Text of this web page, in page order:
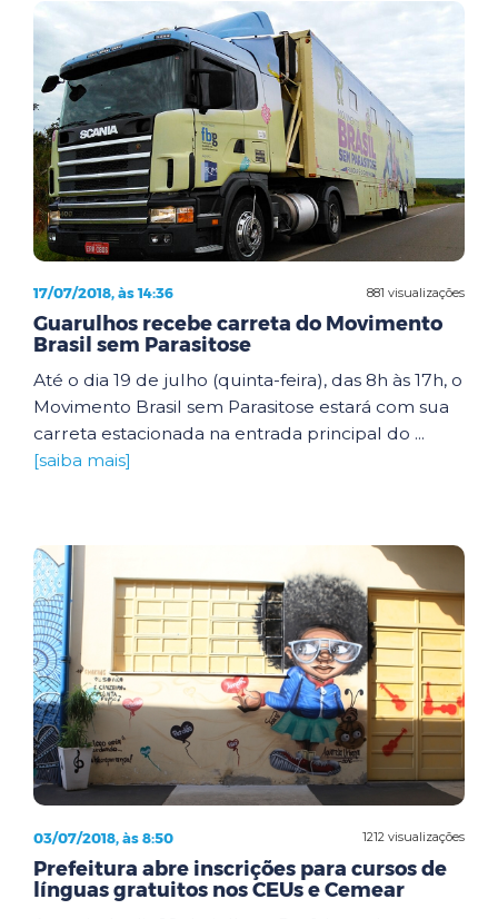
881 visualizações
17/07/2018, às 14:36
Guarulhos recebe carreta do Movimento
Brasil sem Parasitose
Até o dia 19 de julho (quinta-feira), das 8h às 17h, o
Movimento Brasil sem Parasitose estará com sua
carreta estacionada na entrada principal do ...
[saiba mais]
1212 visualizações
03/07/2018, às 8:50
Prefeitura abre inscrições para cursos de
línguas gratuitos nos CEUs e Cemear